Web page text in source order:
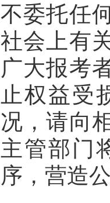
不委托任
社会上有
广大报考
止权益受
况，请向
主管部门
序，营造